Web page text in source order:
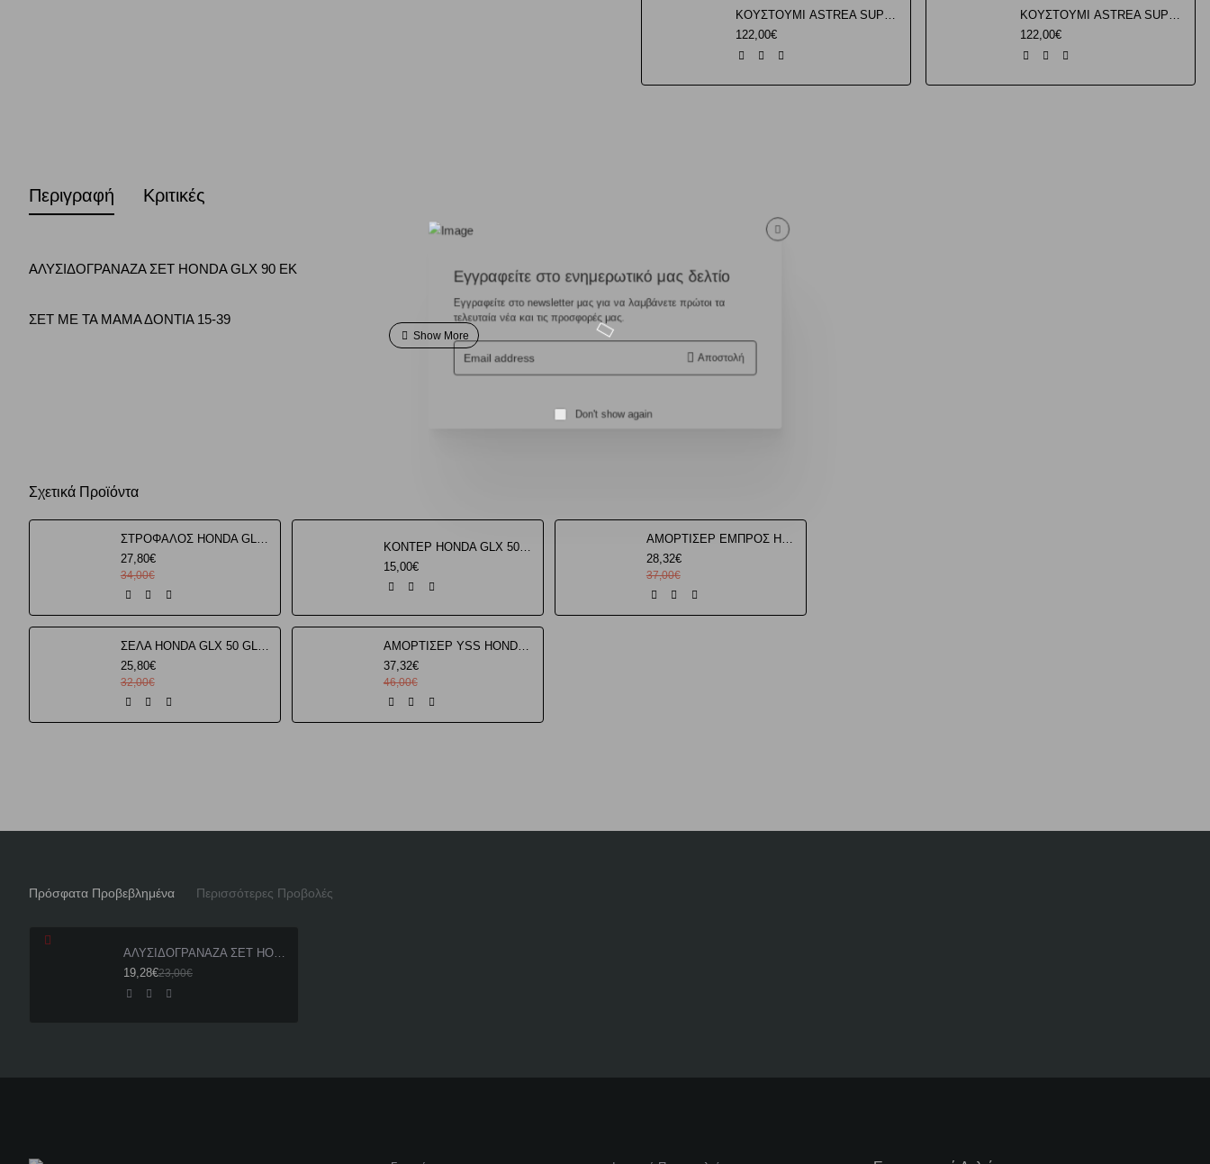
Εγγραφείτε στο ενημερωτικό μας δελτίο
Εγγραφείτε στο newsletter μας για να λαμβάνετε πρώτοι τα
τελευταία νέα και τις προσφορές μας.
Email
Αποστολή
122,00€
122,00€
Περιγραφή Κριτικές
ΑΛΥΣΙΔΟΓΡΑΝΑΖΑ ΣΕΤ HONDA GLX 90 EK
ΣΕΤ ΜΕ ΤΑ ΜΑΜΑ ΔΟΝΤΙΑ 15-39
Σχετικά Προϊόντα
ΣΤΡΟΦΑΛΟΣ HONDA GLX 90 W.STANDARD
27,80€
34,00€
ΣΕΛΑ HONDA GLX 50 GLX 90
25,80€
32,00€
ΚΟΝΤΕΡ HONDA GLX 50 GLX 90 ROC
15,00€
ΑΜΟΡΤΙΣΕΡ YSS HONDA GLX 50 90 ΠΙΣΩ 33cm
37,32€
46,00€
ΑΜΟΡΤΙΣΕΡ ΕΜΠΡΟΣ HONDA C50C GLX YSS
28,32€
37,00€
Πρόσφατα Προβεβλημένα Περισσότερες Προβολές
ΑΛΥΣΙΔΟΓΡΑΝΑΖΑ ΣΕΤ HONDA GLX 90 EK
19,28€23,00€